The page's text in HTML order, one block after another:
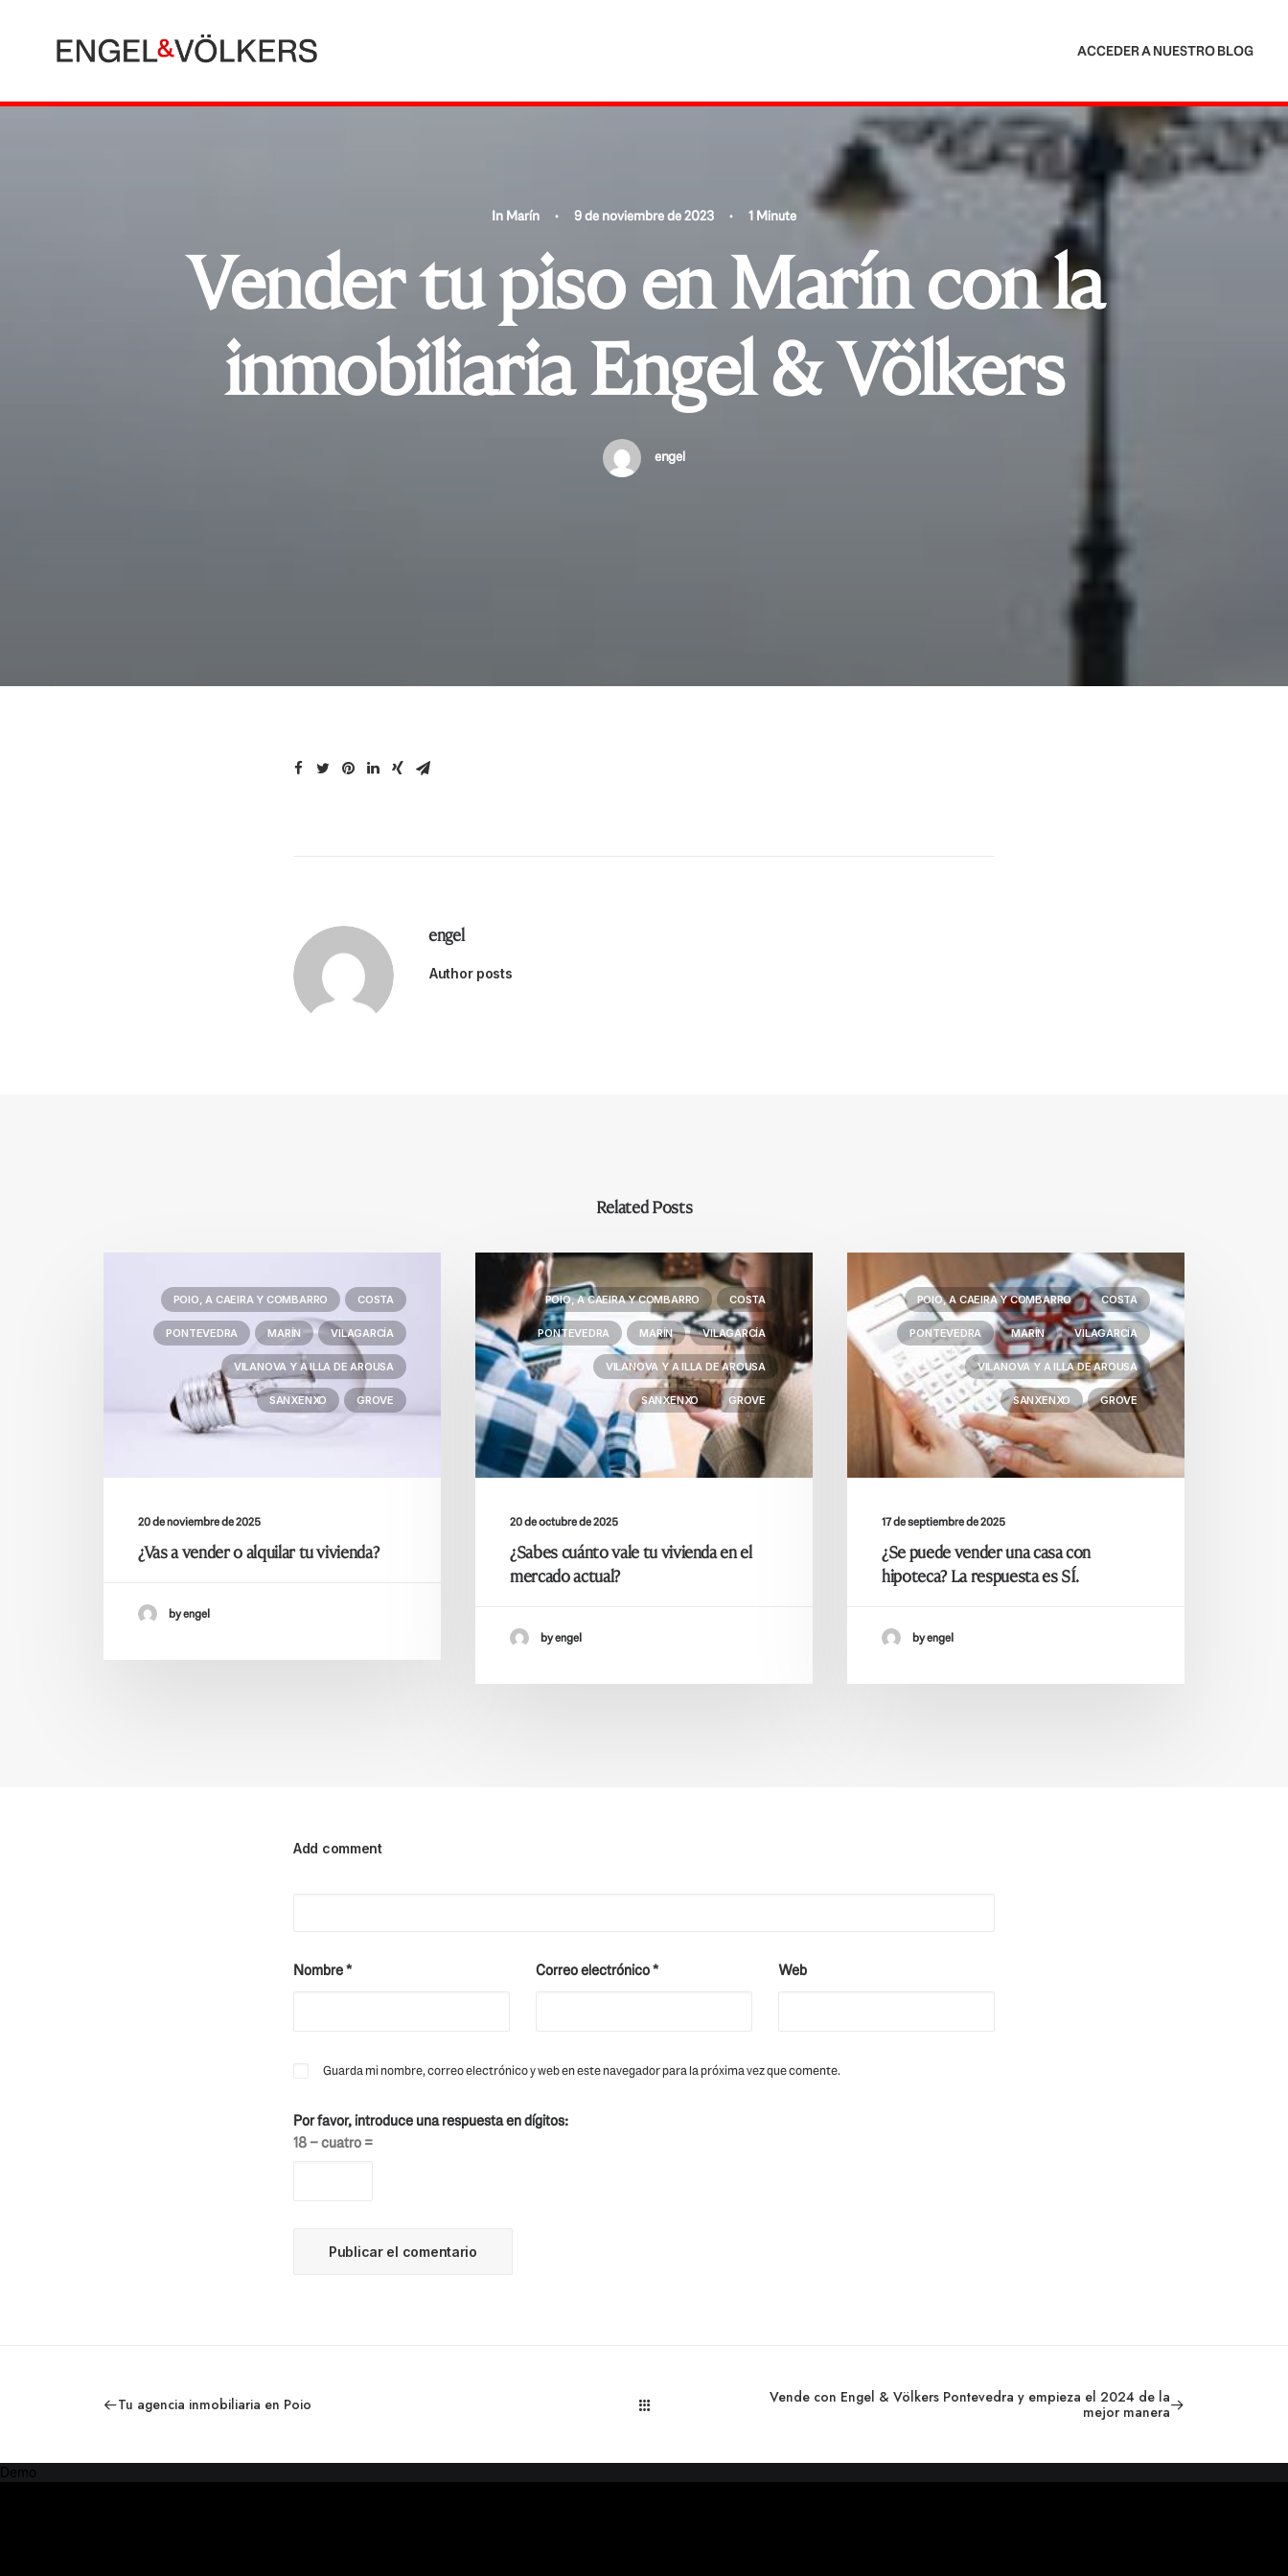
ACCEDER A NUESTRO BLOG
In Marín • 9 de noviembre de 2023 • 1 Minute
Vender tu piso en Marín con la
inmobiliaria Engel & Völkers
engel
engel
Author posts
Related Posts
POIO, A CAEIRA Y COMBARRO COSTA
PONTEVEDRA MARÍN VILAGARCÍA
VILANOVA Y A ILLA DE AROUSA
SANXENXO GROVE
20 de noviembre de 2025
¿Vas a vender o alquilar tu vivienda?
by engel
POIO, A CAEIRA Y COMBARRO COSTA
PONTEVEDRA MARÍN VILAGARCÍA
VILANOVA Y A ILLA DE AROUSA
SANXENXO GROVE
20 de octubre de 2025
¿Sabes cuánto vale tu vivienda en el
mercado actual?
by engel
POIO, A CAEIRA Y COMBARRO COSTA
PONTEVEDRA MARÍN VILAGARCÍA
VILANOVA Y A ILLA DE AROUSA
SANXENXO GROVE
17 de septiembre de 2025
¿Se puede vender una casa con
hipoteca? La respuesta es SÍ.
by engel
Add comment
Nombre* Correo electrónico* Web
Guarda mi nombre, correo electrónico y web en este navegador para la próxima vez que comente.
Por favor, introduce una respuesta en dígitos:
18 − cuatro =
Tu agencia inmobiliaria en Poio
Vende con Engel & Völkers Pontevedra y empieza el 2024 de la
mejor manera
Demo